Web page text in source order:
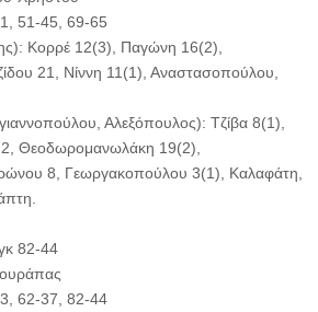
51-45, 69-65
Κορρέ 12(3), Παγώνη 16(2),
21, Νίννη 11(1), Αναστασοπούλου,
Αλεξόπουλος): Τζίβα 8(1),
Θεοδωρομανωλάκη 19(2),
8, Γεωργακοπούλου 3(1), Καλαφάτη,
82-44
62-37, 82-44